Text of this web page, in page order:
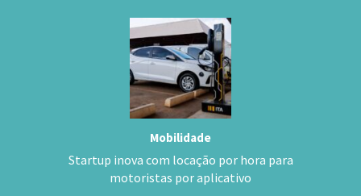
Mobilidade
Startup inova com locação por hora para
motoristas por aplicativo